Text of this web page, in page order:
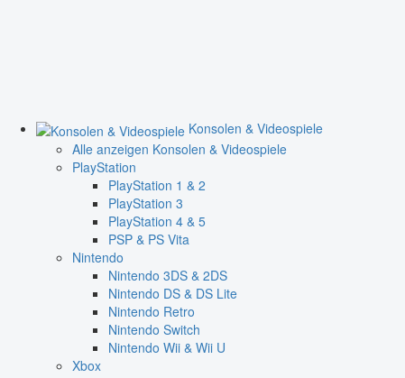
Konsolen & Videospiele
Alle anzeigen Konsolen & Videospiele
PlayStation
PlayStation 1 & 2
PlayStation 3
PlayStation 4 & 5
PSP & PS Vita
Nintendo
Nintendo 3DS & 2DS
Nintendo DS & DS Lite
Nintendo Retro
Nintendo Switch
Nintendo Wii & Wii U
Xbox